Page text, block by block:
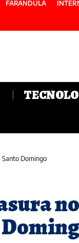
FARANDULA
Santo Domingo